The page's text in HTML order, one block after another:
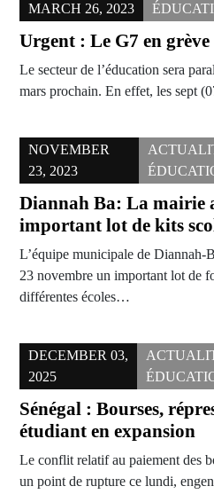
MARCH 26, 2023
Urgent : Le G7 en
Le secteur de l’éducation sera
mars prochain. En effet, les sept
NOVEMBER
23, 2023
Diannah Ba: La mairie
important lot de kits
L’équipe municipale de Diannah-
23 novembre un important lot de
différentes écoles…
DECEMBER 03,
2025
Sénégal : Bourses,
étudiant en expansion
Le conflit relatif au paiement des
un point de rupture ce lundi,